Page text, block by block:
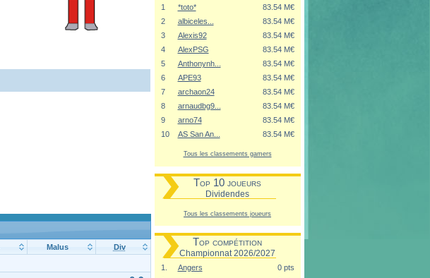
Malus Div
1 *toto*
83.54 M€
2
albiceles...
83.54 M€
3
Alexis92
83.54 M€
4
AlexPSG
83.54 M€
5
Anthonynh...
83.54 M€
6
APE93
83.54 M€
7
archaon24
83.54 M€
8
arnaudbg9...
83.54 M€
9
arno74
83.54 M€
10
AS San An... 83.54 M€
Tous les classements gamers
Top 10 joueurs
Dividendes
Tous les classements joueurs
Top compétition
Championnat 2026/2027
1. Angers
0 pts